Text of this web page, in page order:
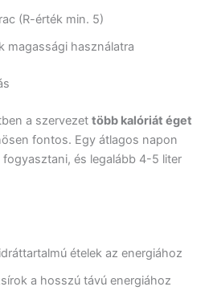
(R-érték min. 5)
magassági használatra
a szervezet több kalóriát éget
fontos. Egy átlagos napon
és legalább 4-5 liter
ételek az energiához
a hosszú távú energiához